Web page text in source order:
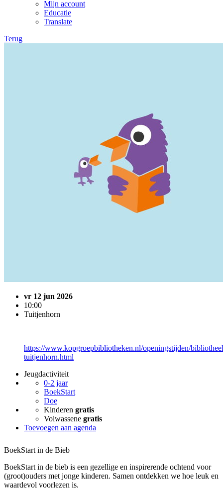
Mijn account
Educatie
Translate
Terug
vr 12 jun 2026
10:00
Tuitjenhorn
https://www.kopgroepbibliotheken.nl/openingstijden/
tuitjenhorn.html
Jeugdactiviteit
0-2 jaar
BoekStart
Doe
Kinderen gratis
Volwassene gratis
Toevoegen aan agenda
BoekStart in de Bieb
BoekStart in de bieb is een gezellige en inspirerende ochtend voor
(groot)ouders met jonge kinderen. Samen ontdekken we hoe leuk en
waardevol voorlezen is.